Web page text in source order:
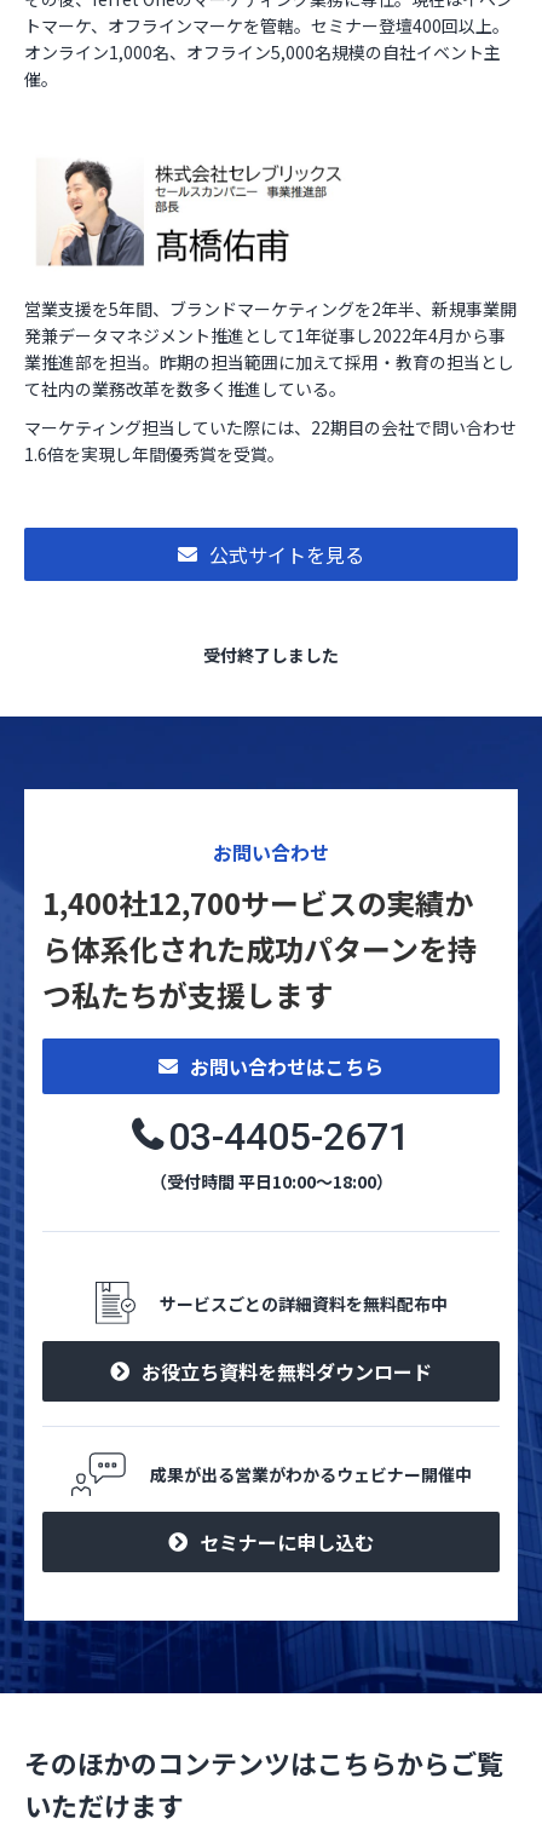
トマーケ、オフラインマーケを管轄。セミナー登壇400回以上。
オンライン1,000名、オフライン5,000名規模の自社イベント主
催。
営業支援を5年間、ブランドマーケティングを2年半、新規事業開
発兼データマネジメント推進として1年従事し2022年4月から事
業推進部を担当。昨期の担当範囲に加えて採用・教育の担当とし
て社内の業務改革を数多く推進している。
マーケティング担当していた際には、22期目の会社で問い合わせ
1.6倍を実現し年間優秀賞を受賞。
公式サイトを見る
受付終了しました
お問い合わせ
1,400社12,700サービスの実績か
ら体系化された成功パターンを持
つ私たちが支援します
お問い合わせはこちら
03-4405-2671
（受付時間 平日10:00～18:00）
サービスごとの詳細資料を無料配布中
お役立ち資料を無料ダウンロード
成果が出る営業がわかるウェビナー開催中
セミナーに申し込む
そのほかのコンテンツはこちらからご覧
いただけます